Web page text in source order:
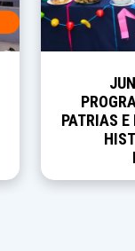
PATRIAS